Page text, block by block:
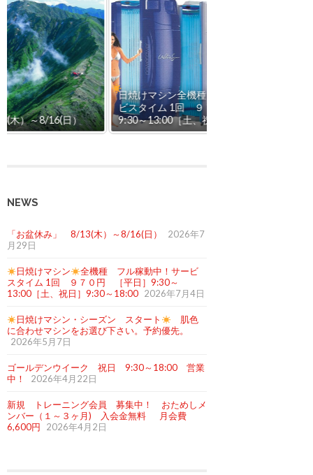
日焼けマシン全機種 フル稼動中！サー
ビスタイム 1回 ９７０円 ［平日］
9:30～13:00［土、祝日］9:30～18:00
NEWS
「お盆休み」 8/13(木）～8/16(日）
2026年7
月29日
日焼けマシン
全機種 フル稼動中！サービ
スタイム 1回 ９７０円 ［平日］9:30～
13:00［土、祝日］9:30～18:00 2026年7月4日
日焼けマシン・シーズン スタート
肌色
に合わせマシンをお選び下さい。予約優先。
2026年5月7日
ゴールデンウイーク 祝日 9:30～18:00 営業
中！
2026年4月22日
新規 トレーニング会員 募集中！ おためしメ
ンバー（１～３ヶ月) 入会金無料 月会費
6,600円
2026年4月2日